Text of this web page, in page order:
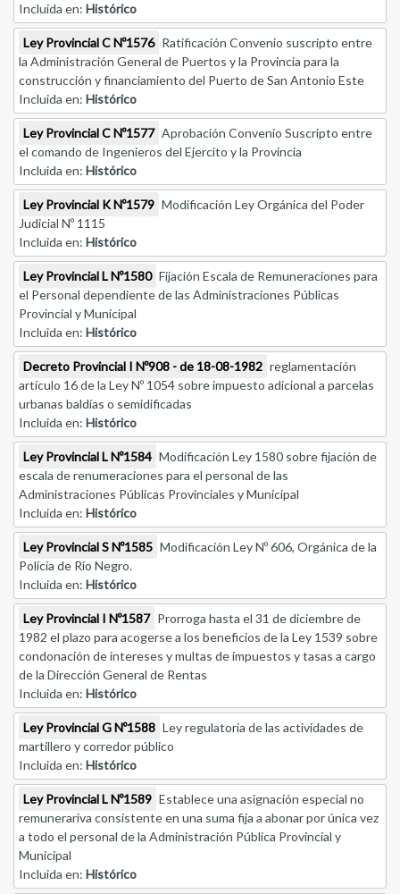
Incluida en: Histórico
Ley Provincial C Nº1576 Ratificación Convenio suscripto entre
la Administración General de Puertos y la Provincia para la
construcción y financiamiento del Puerto de San Antonio Este
Incluida en: Histórico
Ley Provincial C Nº1577 Aprobación Convenio Suscripto entre
el comando de Ingenieros del Ejercito y la Provincia
Incluida en: Histórico
Ley Provincial K Nº1579 Modificación Ley Orgánica del Poder
Judicial Nº 1115
Incluida en: Histórico
Ley Provincial L Nº1580 Fijación Escala de Remuneraciones para
el Personal dependiente de las Administraciones Públicas
Provincial y Municipal
Incluida en: Histórico
Decreto Provincial I Nº908 - de 18-08-1982 reglamentación
artículo 16 de la Ley Nº 1054 sobre impuesto adicional a parcelas
urbanas baldías o semidificadas
Incluida en: Histórico
Ley Provincial L Nº1584 Modificación Ley 1580 sobre fijación de
escala de renumeraciones para el personal de las
Administraciones Públicas Provinciales y Municipal
Incluida en: Histórico
Ley Provincial S Nº1585 Modificación Ley Nº 606, Orgánica de la
Policía de Río Negro.
Incluida en: Histórico
Ley Provincial I Nº1587 Prorroga hasta el 31 de diciembre de
1982 el plazo para acogerse a los beneficios de la Ley 1539 sobre
condonación de intereses y multas de impuestos y tasas a cargo
de la Dirección General de Rentas
Incluida en: Histórico
Ley Provincial G Nº1588 Ley regulatoria de las actividades de
martillero y corredor público
Incluida en: Histórico
Ley Provincial L Nº1589 Establece una asignación especial no
remunerariva consistente en una suma fija a abonar por única vez
a todo el personal de la Administración Pública Provincial y
Municipal
Incluida en: Histórico